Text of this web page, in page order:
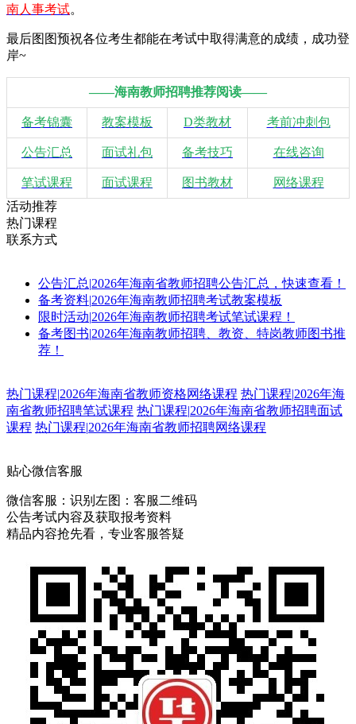
南人事考试。
最后图图预祝各位考生都能在考试中取得满意的成绩，成功登
岸~
——海南教师招聘推荐阅读——
备考锦囊 教案模板 D类教材 考前冲刺包
公告汇总 面试礼包 备考技巧 在线咨询
笔试课程 面试课程 图书教材
网络课程
活动推荐
热门课程
联系方式
公告汇总|2026年海南省教师招聘公告汇总，快速查看！
备考资料|2026年海南教师招聘考试教案模板
限时活动|2026年海南教师招聘考试笔试课程！
备考图书|2026年海南教师招聘、教资、特岗教师图书推
荐！
热门课程|2026年海南省教师资格网络课程 热门课程|2026年海
南省教师招聘笔试课程 热门课程|2026年海南省教师招聘面试
课程 热门课程|2026年海南省教师招聘网络课程
贴心微信客服
微信客服： 识别左图：客服二维码
公告考试内容及获取报考资料
精品内容抢先看，专业客服答疑